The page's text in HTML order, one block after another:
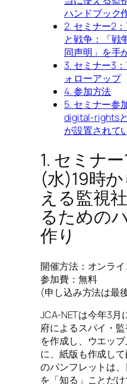
ハンドブック
2. セミナー2
と戦争：「戦
同声明」を手
3. セミナー3
ォローアップ
4. 参加方法
5. セミナー参
digital-rights
が設置されて
1. セミナ
(水)19時
える監視
るための
作り
開催方法：オンラ
参加費：無料
(申し込み方法は最
JCA-NETは今年3月
府によるスパイ・
を作成し、ウエッ
に、紙版も作成し
のパンフレットは
を「知る」ことだ